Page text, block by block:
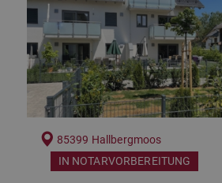
85399 Hallbergmoos
IN NOTARVORBEREITUNG